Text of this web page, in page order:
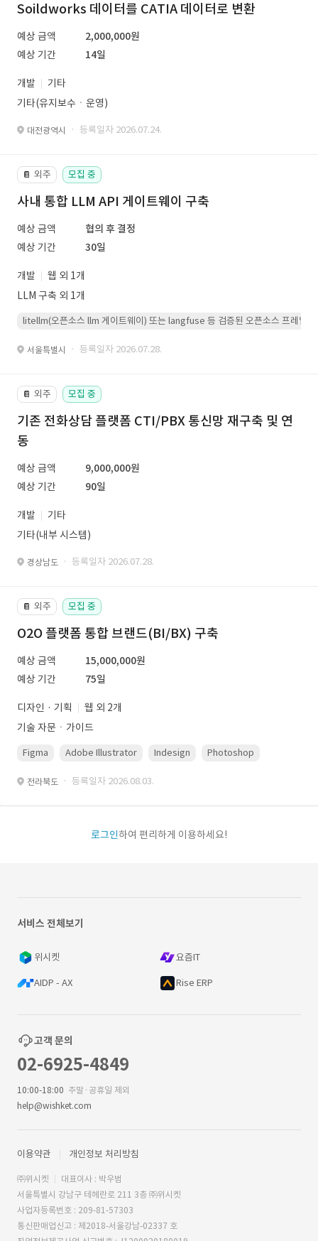
Soildworks 데이터를 CATIA 데이터로 변환
예상 금액
2,000,000원
예상 기간
14일
개발
기타
기타(유지보수ㆍ운영)
대전광역시 · 등록일자 2026.07.24.
📔 외주 모집 중
사내 통합 LLM API 게이트웨이 구축
예상 금액
협의 후 결정
예상 기간
30일
개발
웹 외 1개
LLM 구축 외 1개
litellm(오픈소스 llm 게이트웨이) 또는 langfuse 등 검증된 오픈소스 프레임워
서울특별시 · 등록일자 2026.07.28.
📔 외주 모집 중
기존 전화상담 플랫폼 CTI/PBX 통신망 재구축 및 연
동
예상 금액
9,000,000원
예상 기간
90일
개발
기타
기타(내부 시스템)
경상남도 · 등록일자 2026.07.28.
📔 외주 모집 중
O2O 플랫폼 통합 브랜드(BI/BX) 구축
예상 금액
15,000,000원
예상 기간
75일
디자인 · 기획
웹 외 2개
기술 자문ㆍ가이드
Figma Adobe Illustrator Indesign Photoshop
전라북도 · 등록일자 2026.08.03.
로그인하여 편리하게 이용하세요!
서비스 전체보기
위시켓 요즘IT
AIDP - AX Rise ERP
고객 문의
02-6925-4849
10:00-18:00 주말·공휴일 제외
help@wishket.com
이용약관 개인정보 처리방침
㈜위시켓
대표이사 : 박우범
서울특별시 강남구 테헤란로 211 3층 ㈜위시켓
사업자등록번호 : 209-81-57303
통신판매업신고 : 제2018-서울강남-02337 호